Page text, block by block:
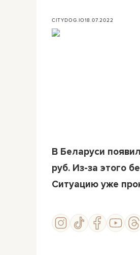
CITYDOG.IO18.07.2022
В Беларуси
руб. Из-за этого
Ситуацию уже